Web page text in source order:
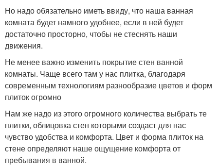
Но надо обязательно иметь ввиду, что наша ванная
комната будет намного удобнее, если в ней будет
достаточно просторно, чтобы не стеснять наши
движения.
Не менее важно изменить покрытие стен ванной
комнаты. Чаще всего там у нас плитка, благодаря
современным технологиям разнообразие цветов и форм
плиток огромно
Нам же надо из этого огромного количества выбрать те
плитки, облицовка стен которыми создаст для нас
чувство удобства и комфорта. Цвет и форма плиток на
стене определяют наше ощущение комфорта от
пребывания в ванной.